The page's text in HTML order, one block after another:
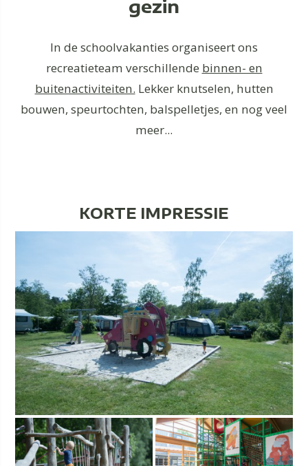
gezin
In de schoolvakanties organiseert ons
recreatieteam verschillende binnen- en
buitenactiviteiten. Lekker knutselen, hutten
bouwen, speurtochten, balspelletjes, en nog veel
meer...
KORTE IMPRESSIE